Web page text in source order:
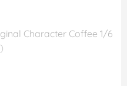
Character Coffee 1/6